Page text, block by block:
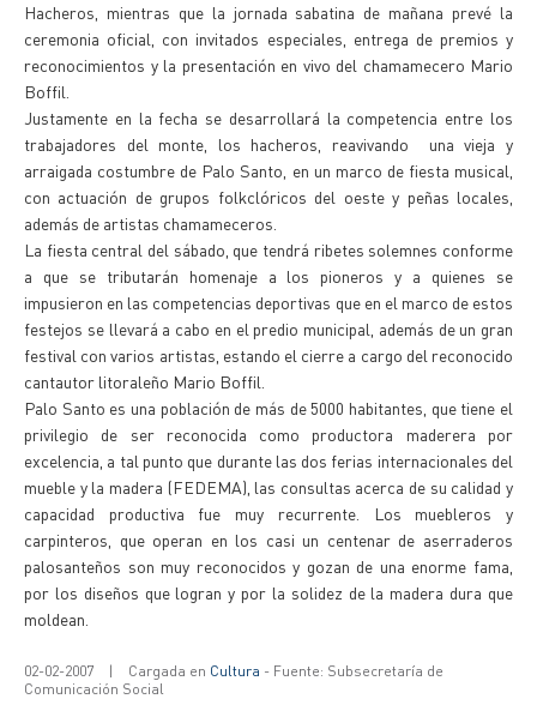
Hacheros, mientras que la jornada sabatina de mañana prevé la
ceremonia oficial, con invitados especiales, entrega de premios y
reconocimientos y la presentación en vivo del chamamecero Mario
Boffil.
Justamente en la fecha se desarrollará la competencia entre los
trabajadores del monte, los hacheros, reavivando una vieja y
arraigada costumbre de Palo Santo, en un marco de fiesta musical,
con actuación de grupos folkclóricos del oeste y peñas locales,
además de artistas chamameceros.
La fiesta central del sábado, que tendrá ribetes solemnes conforme
a que se tributarán homenaje a los pioneros y a quienes se
impusieron en las competencias deportivas que en el marco de estos
festejos se llevará a cabo en el predio municipal, además de un gran
festival con varios artistas, estando el cierre a cargo del reconocido
cantautor litoraleño Mario Boffil.
Palo Santo es una población de más de 5000 habitantes, que tiene el
privilegio de ser reconocida como productora maderera por
excelencia, a tal punto que durante las dos ferias internacionales del
mueble y la madera (FEDEMA), las consultas acerca de su calidad y
capacidad productiva fue muy recurrente. Los muebleros y
carpinteros, que operan en los casi un centenar de aserraderos
palosanteños son muy reconocidos y gozan de una enorme fama,
por los diseños que logran y por la solidez de la madera dura que
moldean.
02-02-2007 | Cargada en Cultura - Fuente: Subsecretaría de
Comunicación Social